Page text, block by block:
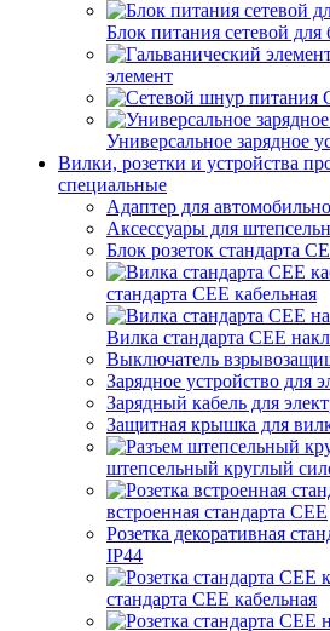
Блок питания сетевой
элемент
Универсальное зарядное
Вилки, розетки и устройства
специальные
Адаптер для
Аксессуары для
Блок розеток стандарта
стандарта CEE кабельная
Вилка стандарта CEE
Выключатель
Зарядное устройство для
Зарядный кабель для
Защитная крышка для
штепсельный круглый
встроенная стандарта CEE
Розетка декоративная
IP44
стандарта СЕЕ кабельная